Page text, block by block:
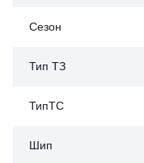
Сезон
Тип ТЗ
ТипТС
Шип